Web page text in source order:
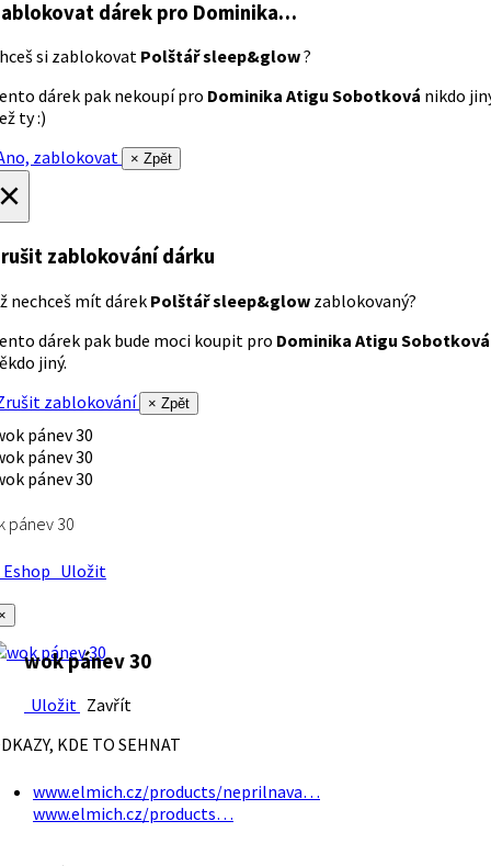
dárek pro Dominika…
si zablokovat Polštář sleep&glow?
dárek pak nekoupí pro Dominika Atigu Sobotková nikdo
ty :)
zablokovat
× Zpět
zablokování dárku
nechceš mít dárek Polštář sleep&glow zablokovaný?
dárek pak bude moci koupit pro Dominika Atigu Sobotková
jiný.
zablokování
× Zpět
pánev 30
Uložit
wok pánev 30
Uložit Zavřít
KDE TO SEHNAT
www.elmich.cz/products/neprilnava…
www.elmich.cz/products…